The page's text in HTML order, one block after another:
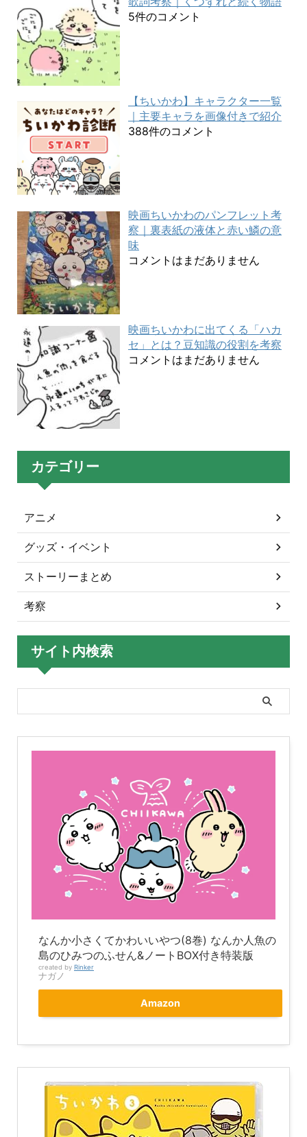
5件のコメント
【ちいかわ】キャラクター一覧
｜主要キャラを画像付きで紹介
388件のコメント
映画ちいかわのパンフレット考
察｜裏表紙の液体と赤い鱗の意
味
コメントはまだありません
映画ちいかわに出てくる「ハカ
セ」とは？豆知識の役割を考察
コメントはまだありません
カテゴリー
アニメ
グッズ・イベント
ストーリーまとめ
考察
サイト内検索
なんか小さくてかわいいやつ(8巻) なんか人魚の
島のひみつのふせん&ノートBOX付き特装版
created by Rinker
ナガノ
Amazon